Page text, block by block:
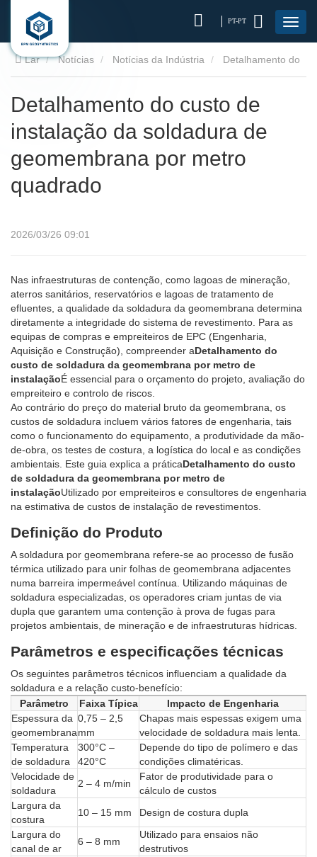
PT-PT
Lar Notícias Notícias da Indústria
quadrado
Detalhamento do custo de
instalação da soldadura de
geomembrana por metro
quadrado
2026/03/26 09:01
Nas infraestruturas de contenção, como lagoas de mineração,
aterros sanitários, reservatórios e lagoas de tratamento de
efluentes, a qualidade da soldadura da geomembrana determina
diretamente a integridade do sistema de revestimento. Para as
equipas de compras e empreiteiros de EPC (Engenharia,
Aquisição e Construção), compreender aDetalhamento do
custo de soldadura da geomembrana por metro de
instalaçãoÉ essencial para o orçamento do projeto, avaliação do
empreiteiro e controlo de riscos.
Ao contrário do preço do material bruto da geomembrana, os
custos de soldadura incluem vários fatores de engenharia, tais
como o funcionamento do equipamento, a produtividade da mão-
de-obra, os testes de costura, a logística do local e as condições
ambientais. Este guia explica a práticaDetalhamento do custo
de soldadura da geomembrana por metro de
instalaçãoUtilizado por empreiteiros e consultores de engenharia
na estimativa de custos de instalação de revestimentos.
Definição do Produto
A soldadura por geomembrana refere-se ao processo de fusão
térmica utilizado para unir folhas de geomembrana adjacentes
numa barreira impermeável contínua. Utilizando máquinas de
soldadura especializadas, os operadores criam juntas de via
dupla que garantem uma contenção à prova de fugas para
projetos ambientais, de mineração e de infraestruturas hídricas.
Parâmetros e especificações técnicas
Os seguintes parâmetros técnicos influenciam a qualidade da
soldadura e a relação custo-benefício:
Parâmetro
Faixa Típica
Impacto de Engenharia
Espessura da
geomembrana
0,75 – 2,5
mm
Chapas mais espessas exigem uma
velocidade de soldadura mais lenta.
Temperatura
de soldadura
300°C –
420°C
Depende do tipo de polímero e das
condições climatéricas.
Velocidade de
soldadura
2 – 4 m/min
Fator de produtividade para o
cálculo de custos
Largura da
costura
10 – 15 mm
Design de costura dupla
Largura do
canal de ar
6 – 8 mm
Utilizado para ensaios não
destrutivos